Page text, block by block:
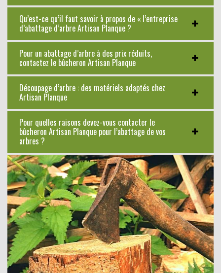
Qu’est-ce qu’il faut savoir à propos de « l’entreprise
d’abattage d’arbre Artisan Planque ?
Pour un abattage d’arbre à des prix réduits,
contactez le bûcheron Artisan Planque
Découpage d’arbre : des matériels adaptés chez
Artisan Planque
Pour quelles raisons devez-vous contacter le
bûcheron Artisan Planque pour l’abattage de vos
arbres ?